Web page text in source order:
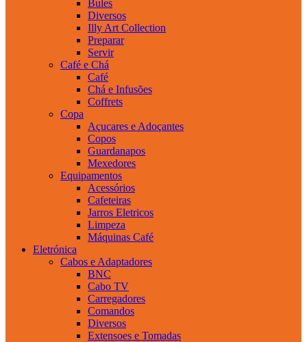
Bules
Diversos
Illy Art Collection
Preparar
Servir
Café e Chá
Café
Chá e Infusões
Coffrets
Copa
Açucares e Adoçantes
Copos
Guardanapos
Mexedores
Equipamentos
Acessórios
Cafeteiras
Jarros Eletricos
Limpeza
Máquinas Café
Eletrónica
Cabos e Adaptadores
BNC
Cabo TV
Carregadores
Comandos
Diversos
Extensoes e Tomadas